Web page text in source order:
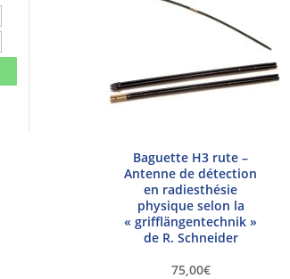
Baguette H3 rute –
Antenne de détection
en radiesthésie
physique selon la
« grifflängentechnik »
de R. Schneider
75,00€